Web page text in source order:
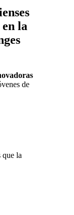
la
de
que la